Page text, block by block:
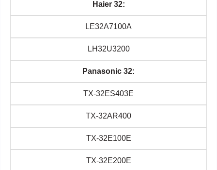
Haier 32:
LE32A7100A
LH32U3200
Panasonic 32:
TX-32ES403E
TX-32AR400
TX-32E100E
TX-32E200E